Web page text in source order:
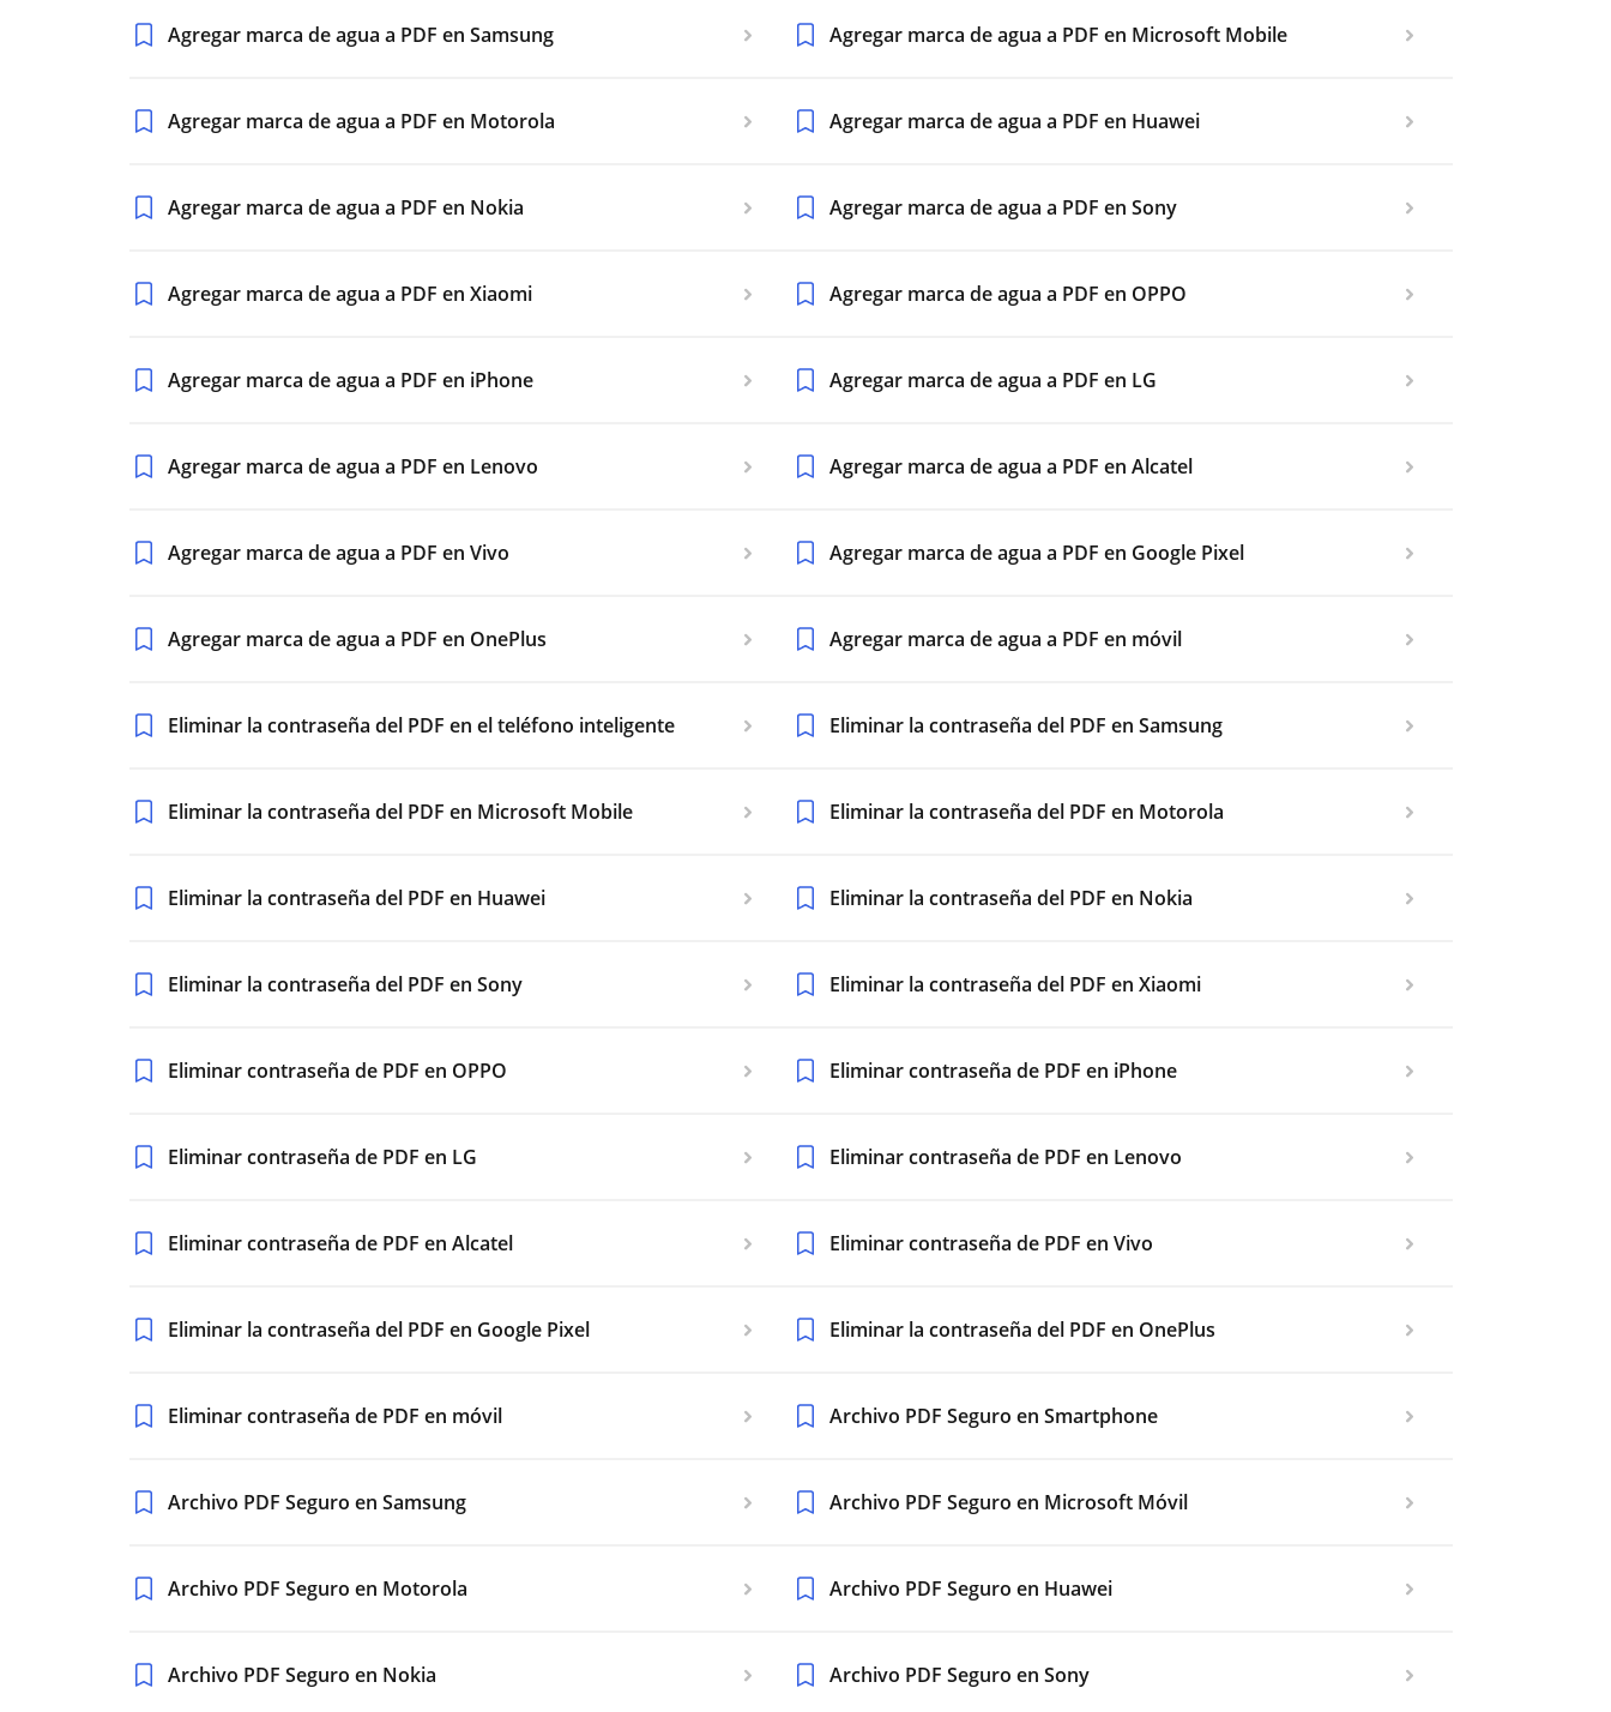
Agregar marca de agua a PDF en Samsung Agregar marca de agua a PDF en Microsoft Mobile
Agregar marca de agua a PDF en Motorola Agregar marca de agua a PDF en Huawei
Agregar marca de agua a PDF en Nokia Agregar marca de agua a PDF en Sony
Agregar marca de agua a PDF en Xiaomi Agregar marca de agua a PDF en OPPO
Agregar marca de agua a PDF en iPhone Agregar marca de agua a PDF en LG
Agregar marca de agua a PDF en Lenovo Agregar marca de agua a PDF en Alcatel
Agregar marca de agua a PDF en Vivo Agregar marca de agua a PDF en Google Pixel
Agregar marca de agua a PDF en OnePlus Agregar marca de agua a PDF en móvil
Eliminar la contraseña del PDF en el teléfono inteligente Eliminar la contraseña del PDF en Samsung
Eliminar la contraseña del PDF en Microsoft Mobile Eliminar la contraseña del PDF en Motorola
Eliminar la contraseña del PDF en Huawei Eliminar la contraseña del PDF en Nokia
Eliminar la contraseña del PDF en Sony Eliminar la contraseña del PDF en Xiaomi
Eliminar contraseña de PDF en OPPO Eliminar contraseña de PDF en iPhone
Eliminar contraseña de PDF en LG Eliminar contraseña de PDF en Lenovo
Eliminar contraseña de PDF en Alcatel Eliminar contraseña de PDF en Vivo
Eliminar la contraseña del PDF en Google Pixel Eliminar la contraseña del PDF en OnePlus
Eliminar contraseña de PDF en móvil Archivo PDF Seguro en Smartphone
Archivo PDF Seguro en Samsung Archivo PDF Seguro en Microsoft Móvil
Archivo PDF Seguro en Motorola Archivo PDF Seguro en Huawei
Archivo PDF Seguro en Nokia Archivo PDF Seguro en Sony